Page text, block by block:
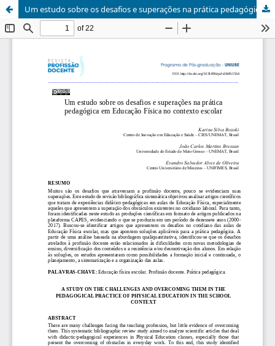
Um estudo sobre os desafios e superações na prática pedagógica em Educação Física no contexto escolar